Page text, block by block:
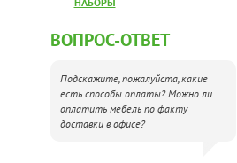
ВОПРОС-ОТВЕТ
Подскажите, пожалуйста, какие
есть способы оплаты? Можно ли
оплатить мебель по факту
доставки в офисе?